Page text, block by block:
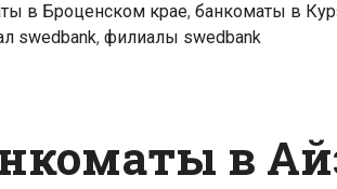
в Броценском крае, банкоматы в
swedbank, филиалы swedbank
в